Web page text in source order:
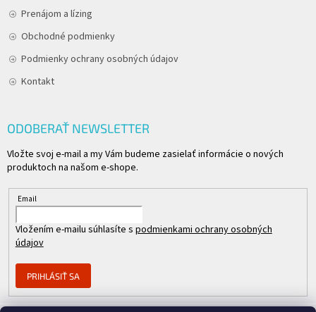
Prenájom a lízing
Obchodné podmienky
Podmienky ochrany osobných údajov
Kontakt
ODOBERAŤ NEWSLETTER
Vložte svoj e-mail a my Vám budeme zasielať informácie o nových
produktoch na našom e-shope.
Email
Vložením e-mailu súhlasíte s podmienkami ochrany osobných
údajov
PRIHLÁSIŤ SA